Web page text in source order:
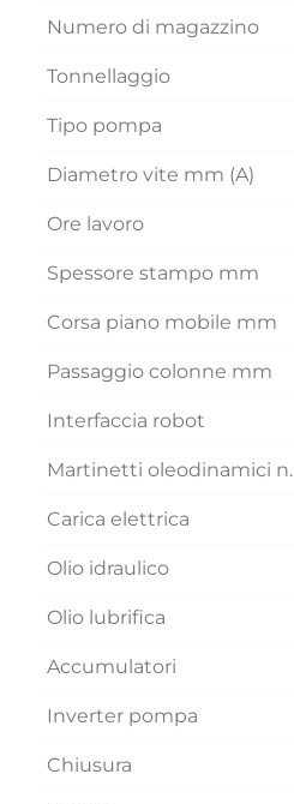
Numero di magazzino
Tonnellaggio
Tipo pompa
Diametro vite mm (A)
Ore lavoro
Spessore stampo mm
Corsa piano mobile mm
Passaggio colonne mm
Interfaccia robot
Martinetti oleodinamici n.
Carica elettrica
Olio idraulico
Olio lubrifica
Accumulatori
Inverter pompa
Chiusura